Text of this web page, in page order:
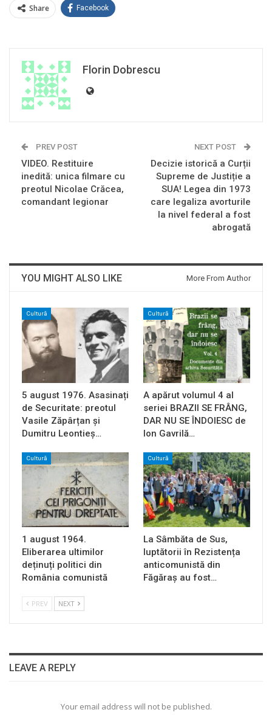
Share Facebook
Florin Dobrescu
PREV POST
VIDEO. Restituire
inedită: unica filmare cu
preotul Nicolae Crăcea,
comandant legionar
NEXT POST
Decizie istorică a Curții
Supreme de Justiție a
SUA! Legea din 1973
care legaliza avorturile
la nivel federal a fost
abrogată
YOU MIGHT ALSO LIKE More From Author
Cultură
5 august 1976. Asasinați
de Securitate: preotul
Vasile Zăpârțan și
Dumitru Leontieș…
Cultură
A apărut volumul 4 al
seriei BRAZII SE FRÂNG,
DAR NU SE ÎNDOIESC de
Ion Gavrilă…
Cultură
1 august 1964.
Eliberarea ultimilor
deținuți politici din
România comunistă
Cultură
La Sâmbăta de Sus,
luptătorii în Rezistența
anticomunistă din
Făgăraș au fost…
PREV NEXT
LEAVE A REPLY
Your email address will not be published.